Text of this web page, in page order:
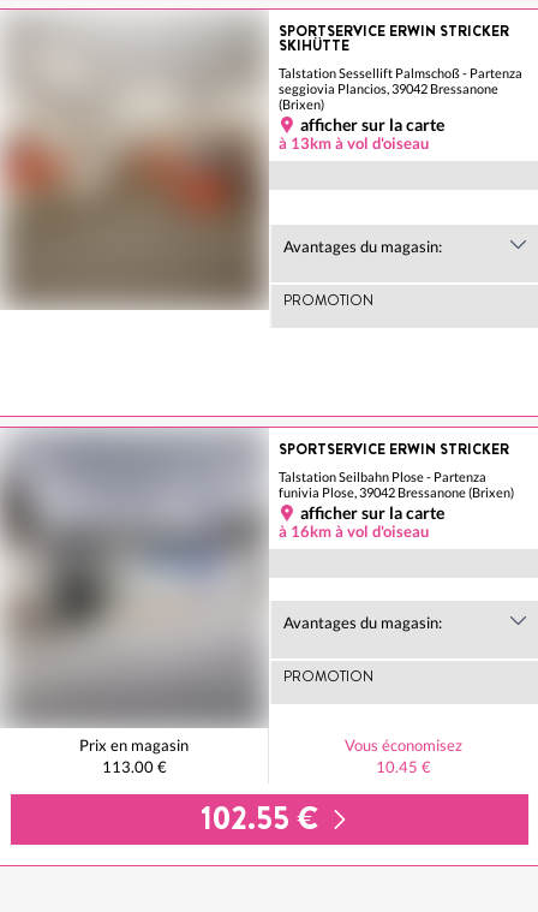
SPORTSERVICE ERWIN STRICKER
SKIHÜTTE
Talstation Sessellift Palmschoß - Partenza
seggiovia Plancios, 39042 Bressanone
(Brixen)
afficher sur la carte
à 13km à vol d'oiseau
Avantages du magasin:
PROMOTION
SPORTSERVICE ERWIN STRICKER
Talstation Seilbahn Plose - Partenza
funivia Plose, 39042 Bressanone (Brixen)
afficher sur la carte
à 16km à vol d'oiseau
Avantages du magasin:
PROMOTION
Prix en magasin
113.00 €
Vous économisez
10.45 €
102.55 €